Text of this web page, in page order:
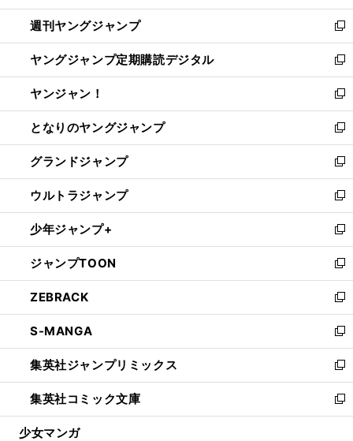
開
く
ウ
で
開
く
ン
ド
ウ
で
開
く
ウ
ィ
ン
ド
ウ
で
開
く
週刊ヤングジャンプ
新
し
い
ウ
ィ
ン
ド
ウ
で
開
く
ヤングジャンプ定期購読デジタル
新
し
い
ウ
ィ
ン
ド
ウ
で
開
く
ヤンジャン！
新
し
い
ウ
ィ
ン
ド
ウ
で
開
く
となりのヤングジャンプ
新
し
い
ウ
ィ
ン
ド
ウ
で
開
く
グランドジャンプ
新
し
い
ウ
ィ
ン
ド
ウ
で
開
く
ウルトラジャンプ
新
し
い
ウ
ィ
ン
ド
ウ
で
開
く
少年ジャンプ+
新
し
い
ウ
ィ
ン
ド
ウ
で
開
く
ジャンプTOON
新
し
い
ウ
ィ
ン
ド
ウ
で
開
ZEBRACK
新
し
い
ウ
ィ
ン
ド
ウ
S-MANGA
新
し
い
ウ
ィ
ン
集英社ジャンプリミックス
新
し
い
ウ
集英社コミック文庫
新
し
少女マンガ